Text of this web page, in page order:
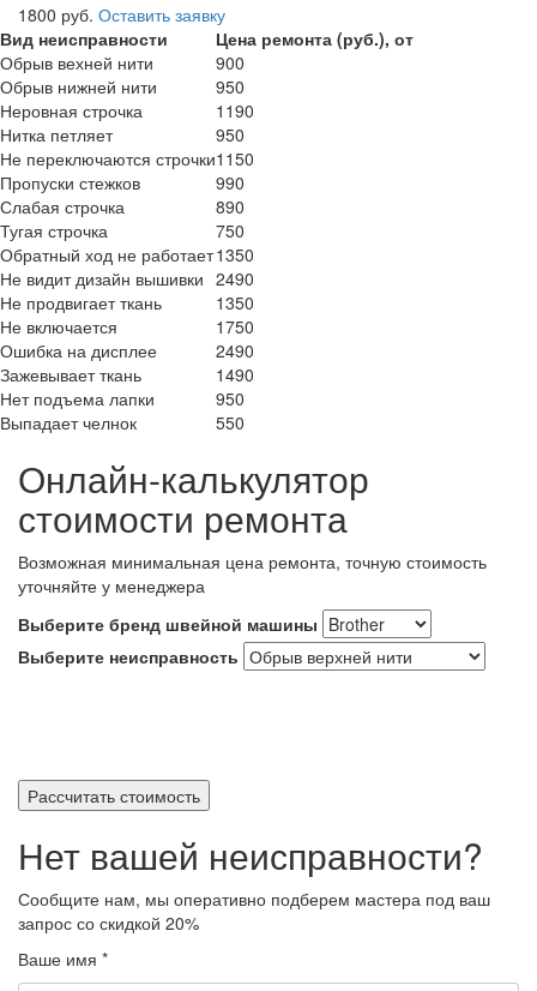
1800 руб. Оставить заявку
Вид неисправности
Цена ремонта (руб.), от
Обрыв вехней нити
900
Обрыв нижней нити
950
Неровная строчка
1190
Нитка петляет
950
Не переключаются строчки1150
Пропуски стежков
990
Слабая строчка
890
Тугая строчка
750
Обратный ход не работает1350
Не видит дизайн вышивки 2490
Не продвигает ткань
1350
Не включается
1750
Ошибка на дисплее
2490
Зажевывает ткань
1490
Нет подъема лапки
950
Выпадает челнок
550
Онлайн-калькулятор
стоимости ремонта
Возможная минимальная цена ремонта, точную стоимость
уточняйте у менеджера
Выберите бренд швейной машины
Выберите неисправность
Рассчитать стоимость
Нет вашей неисправности?
Сообщите нам, мы оперативно подберем мастера под ваш
запрос со скидкой 20%
Ваше имя *